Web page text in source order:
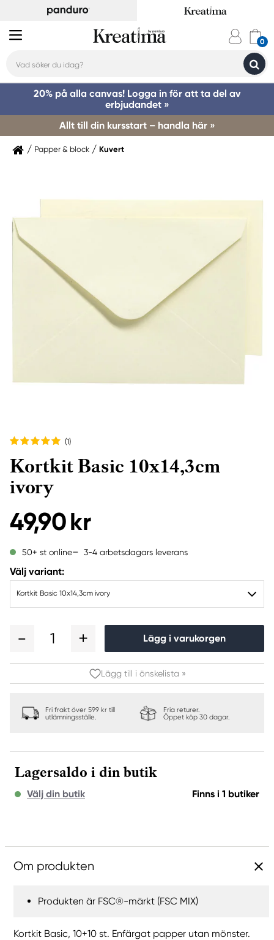
20% på alla canvas! Logga in för att ta del av
erbjudandet »
Allt till din kursstart – handla här »
Papper & block Kuvert
(1)
Kortkit Basic 10x14,3cm
ivory
49,90 kr
50+ st online 3-4 arbetsdagars leverans
Välj variant:
Kortkit Basic 10x14,3cm ivory
1 Lägg i varukorgen
Lägg till i önskelista »
Fri frakt över 599 kr till
utlämningsställe.
Fria returer.
Öppet köp 30 dagar.
Lagersaldo i din butik
Välj din butik Finns i 1 butiker
Om produkten
Produkten är FSC®-märkt (FSC MIX)
Kortkit Basic, 10+10 st. Enfärgat papper utan mönster.